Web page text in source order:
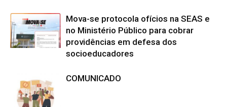
Mova-se protocola ofícios na SEAS e
no Ministério Público para cobrar
providências em defesa dos
socioeducadores
COMUNICADO